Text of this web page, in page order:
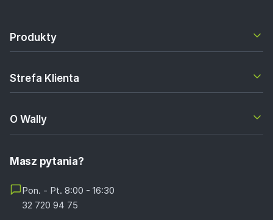
Produkty
Strefa Klienta
O Wally
Masz pytania?
Pon. - Pt. 8:00 - 16:30
32 720 94 75